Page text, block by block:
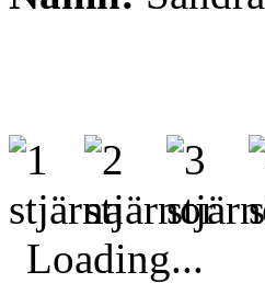
Loading...